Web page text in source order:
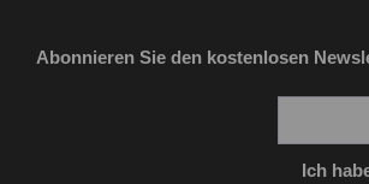
Abonnieren Sie den kostenlosen
Ich